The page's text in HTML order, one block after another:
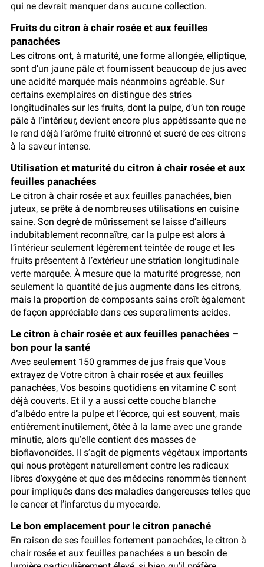
qui ne devrait manquer dans aucune collection.
Fruits du citron à chair rosée et aux feuilles
panachées
Les citrons ont, à maturité, une forme allongée, elliptique,
sont d’un jaune pâle et fournissent beaucoup de jus avec
une acidité marquée mais néanmoins agréable. Sur
certains exemplaires on distingue des stries
longitudinales sur les fruits, dont la pulpe, d’un ton rouge
pâle à l’intérieur, devient encore plus appétissante que ne
le rend déjà l’arôme fruité citronné et sucré de ces citrons
à la saveur intense.
Utilisation et maturité du citron à chair rosée et aux
feuilles panachées
Le citron à chair rosée et aux feuilles panachées, bien
juteux, se prête à de nombreuses utilisations en cuisine
saine. Son degré de mûrissement se laisse d’ailleurs
indubitablement reconnaître, car la pulpe est alors à
l’intérieur seulement légèrement teintée de rouge et les
fruits présentent à l’extérieur une striation longitudinale
verte marquée. À mesure que la maturité progresse, non
seulement la quantité de jus augmente dans les citrons,
mais la proportion de composants sains croît également
de façon appréciable dans ces superaliments acides.
Le citron à chair rosée et aux feuilles panachées –
bon pour la santé
Avec seulement 150 grammes de jus frais que Vous
extrayez de Votre citron à chair rosée et aux feuilles
panachées, Vos besoins quotidiens en vitamine C sont
déjà couverts. Et il y a aussi cette couche blanche
d’albédo entre la pulpe et l’écorce, qui est souvent, mais
entièrement inutilement, ôtée à la lame avec une grande
minutie, alors qu’elle contient des masses de
bioflavonoïdes. Il s’agit de pigments végétaux importants
qui nous protègent naturellement contre les radicaux
libres d’oxygène et que des médecins renommés tiennent
pour impliqués dans des maladies dangereuses telles que
le cancer et l’infarctus du myocarde.
Le bon emplacement pour le citron panaché
En raison de ses feuilles fortement panachées, le citron à
chair rosée et aux feuilles panachées a un besoin de